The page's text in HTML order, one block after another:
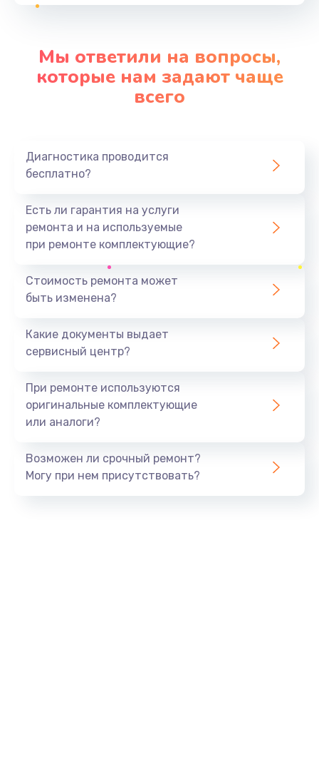
от 2600 руб.
Перепрошивка, восстановление ПО
от 680 руб.
Заказать
от 510 руб.
от 480 руб.
Комплексная чистка
Заказать
Зажевывает бумагу
от 500 руб.
Мы ответили на вопросы,
которые нам задают чаще
всего
Диагностика проводится
бесплатно?
Есть ли гарантия на услуги
ремонта и на используемые
при ремонте комплектующие?
Стоимость ремонта может
быть изменена?
Какие документы выдает
сервисный центр?
При ремонте используются
оригинальные комплектующие
или аналоги?
Возможен ли срочный ремонт?
Могу при нем присутствовать?